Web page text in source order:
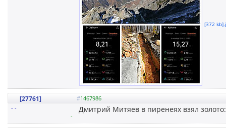
[372
[27761] #1467986
- -
-
Дмитрий Митяев в пиренеях взял золото: